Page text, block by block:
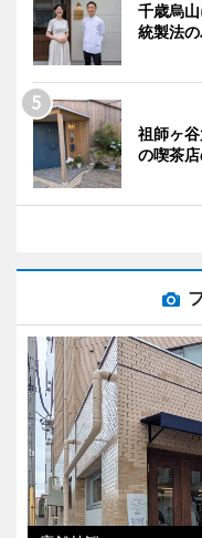
千歳烏
統製法
祖師ヶ
の喫茶